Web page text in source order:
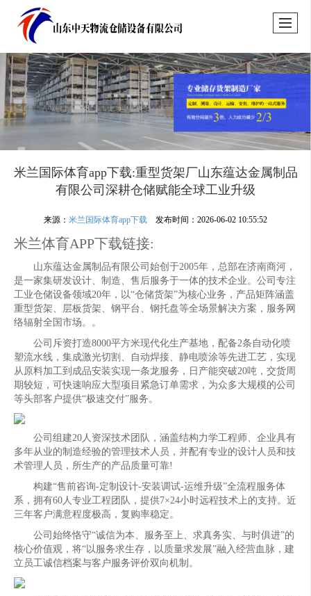
米兰国际体育app下载:重型货架厂山东蕴达金属制品
有限公司深耕仓储赋能全球工业升级
来源：米兰国际体育app下载 发布时间：2026-06-02 10:55:52
米兰体育APP下载链接:
山东蕴达金属制品有限公司始创于2005年，总部在济南商河，
是一家集研发设计、制造、售后服务于一体的技术企业。公司专注
工业仓储设备领域20年，以“仓储货架”为核心业务，产品矩阵涵盖
重型货架、层板货架、钢平台、钢托盘等全场景解决方案，服务网
络辐射全国市场。。
公司斥资打造8000平方米现代化生产基地，配备2条自动化喷
塑流水线，集成激光切割、自动焊接、静电喷涂等先进工艺，实现
从原料加工到成品安装实现一条龙服务，日产能突破20吨，交货周
期较短，可快速响应大型项目紧急订单需求，为众多大规模的公司
等头部客户提供“极速交付”服务。
公司组建20人资深技术团队，涵盖结构力学工程师、企业具有
多年从业的制造经验的管理技术人员，并配有专业的设计人员和技
术管理人员，所生产的产品质量可靠!
构建“售前咨询-定制设计-安装调试-运维升级”全流程服务体
系，拥有60人专业工程团队，提供7×24小时远程技术上的支持。近
三年客户满意程度极高，复购率稳定。
公司始终恪守“诚信为本、服务至上、求真务实、与时俱进”的
核心价值观，将“以服务求生存，以质量求发展”融入经营血脉，建
立员工诚信档案与客户服务评价双向机制。